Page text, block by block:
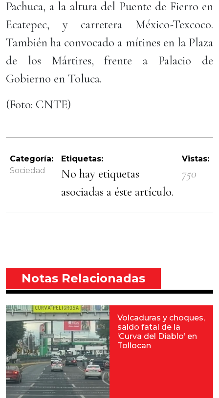
Pachuca, a la altura del Puente de Fierro en
Ecatepec, y carretera México-Texcoco.
También ha convocado a mítines en la Plaza
de los Mártires, frente a Palacio de
Gobierno en Toluca.
(Foto: CNTE)
Categoría:
Sociedad
Etiquetas:
No hay etiquetas
asociadas a éste artículo.
Vistas:
750
Notas Relacionadas
Volcaduras y choques,
saldo fatal de la
‘Curva del Diablo’ en
Tollocan